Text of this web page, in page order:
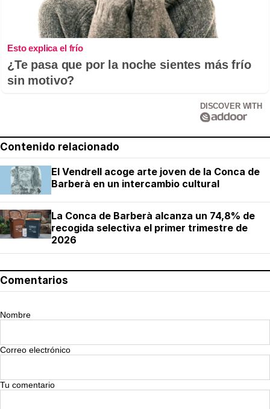
Esto explica el frío
¿Te pasa que por la noche sientes más frío
sin motivo?
DISCOVER WITH
Contenido relacionado
El Vendrell acoge arte joven de la Conca de
Barberà en un intercambio cultural
La Conca de Barberà alcanza un 74,8% de
recogida selectiva el primer trimestre de
2026
Comentarios
Nombre
Correo electrónico
Tu comentario